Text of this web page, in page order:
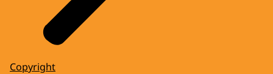
Copyright